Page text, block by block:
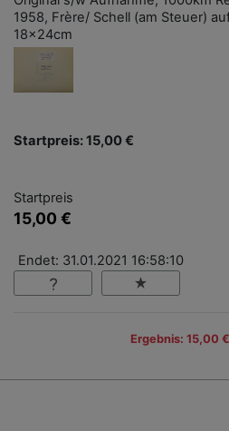
1958, Frère/ Schell (am Steuer)
18x24cm
Startpreis: 15,00 €
Startpreis
15,00 €
Endet: 31.01.2021 16:58:10
Ergebnis: 15,00 €